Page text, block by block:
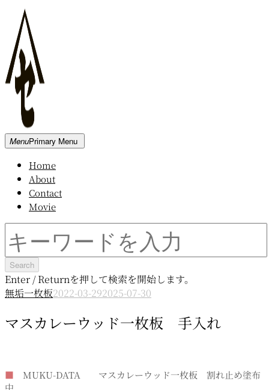
Skip
content
新
倉
庫
MenuPrimary Menu
Home
About
Contact
Movie
for:
Enter / Returnを押して検索を開始します。
無垢一枚板2022-03-292025-07-30
マスカレーウッド一枚板 手入れ
■ MUKU-DATA マスカレーウッド一枚板 割れ止め塗布
中